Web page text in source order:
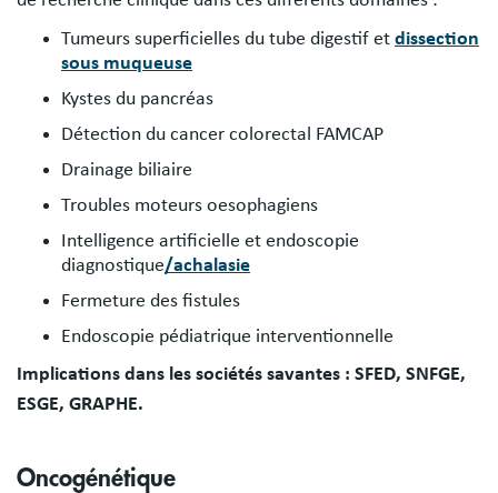
Tumeurs superficielles du tube digestif et dissection
sous muqueuse
Kystes du pancréas
Détection du cancer colorectal FAMCAP
Drainage biliaire
Troubles moteurs oesophagiens
Intelligence artificielle et endoscopie
diagnostique/achalasie
Fermeture des fistules
Endoscopie pédiatrique interventionnelle
Implications dans les sociétés savantes : SFED, SNFGE,
ESGE, GRAPHE.
Oncogénétique